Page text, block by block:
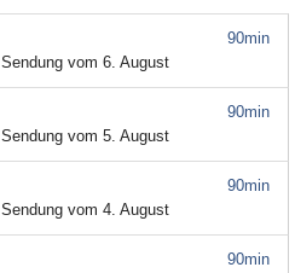
90min
Sendung vom 6. August
90min
Sendung vom 5. August
90min
Sendung vom 4. August
90min